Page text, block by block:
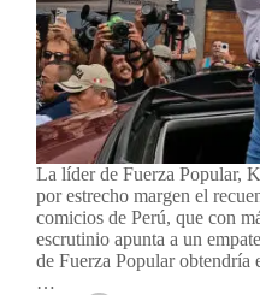
La líder de Fuerza Popular,
por estrecho margen el
comicios de Perú, que con
escrutinio apunta a un
de Fuerza Popular obtendría
…